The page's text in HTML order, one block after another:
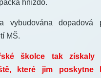
hnízdo.
vybudována dopadová
MŠ.
školce tak získaly
které jim poskytne